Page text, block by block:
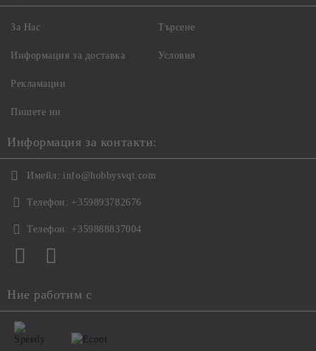
За Нас
Информация за доставка
Рекламации
Пишете ни
Търсене
Условия
Информация за контакти:
Имейл: info@hobbysvqt.com
Телефон: +359893782676
Телефон: +359888837004
Ние работим с